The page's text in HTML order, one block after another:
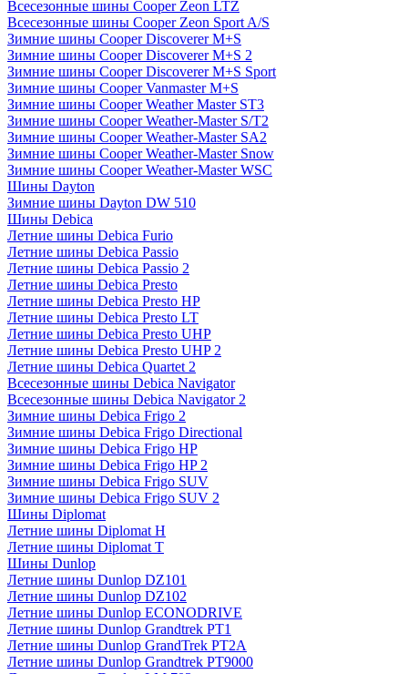
Всесезонные шины Cooper Zeon LTZ
Всесезонные шины Cooper Zeon Sport A/S
Зимние шины Cooper Discoverer M+S
Зимние шины Cooper Discoverer M+S 2
Зимние шины Cooper Discoverer M+S Sport
Зимние шины Cooper Vanmaster M+S
Зимние шины Cooper Weather Master ST3
Зимние шины Cooper Weather-Master S/T2
Зимние шины Cooper Weather-Master SA2
Зимние шины Cooper Weather-Master Snow
Зимние шины Cooper Weather-Master WSC
Шины Dayton
Зимние шины Dayton DW 510
Шины Debica
Летние шины Debica Furio
Летние шины Debica Passio
Летние шины Debica Passio 2
Летние шины Debica Presto
Летние шины Debica Presto HP
Летние шины Debica Presto LT
Летние шины Debica Presto UHP
Летние шины Debica Presto UHP 2
Летние шины Debica Quartet 2
Всесезонные шины Debica Navigator
Всесезонные шины Debica Navigator 2
Зимние шины Debica Frigo 2
Зимние шины Debica Frigo Directional
Зимние шины Debica Frigo HP
Зимние шины Debica Frigo HP 2
Зимние шины Debica Frigo SUV
Зимние шины Debica Frigo SUV 2
Шины Diplomat
Летние шины Diplomat H
Летние шины Diplomat T
Шины Dunlop
Летние шины Dunlop DZ101
Летние шины Dunlop DZ102
Летние шины Dunlop ECONODRIVE
Летние шины Dunlop Grandtrek PT1
Летние шины Dunlop GrandTrek PT2A
Летние шины Dunlop Grandtrek PT9000